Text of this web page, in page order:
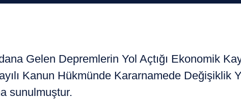
Gelen Depremlerin Yol Açtığı Ekonomik
Kanun Hükmünde Kararnamede Değişiklik
sunulmuştur.